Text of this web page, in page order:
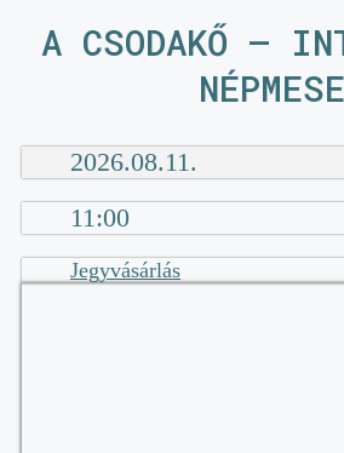
A CSODAKŐ –
NÉPMESE
2026.08.11.
11:00
Jegyvásárlás